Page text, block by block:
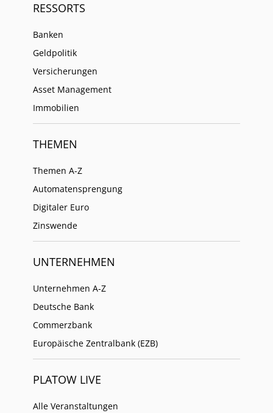
RESSORTS
Banken
Geldpolitik
Versicherungen
Asset Management
Immobilien
THEMEN
Themen A-Z
Automatensprengung
Digitaler Euro
Zinswende
UNTERNEHMEN
Unternehmen A-Z
Deutsche Bank
Commerzbank
Europäische Zentralbank (EZB)
PLATOW LIVE
Alle Veranstaltungen